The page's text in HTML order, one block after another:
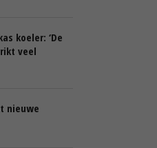
koeler: ‘De
veel
nieuwe